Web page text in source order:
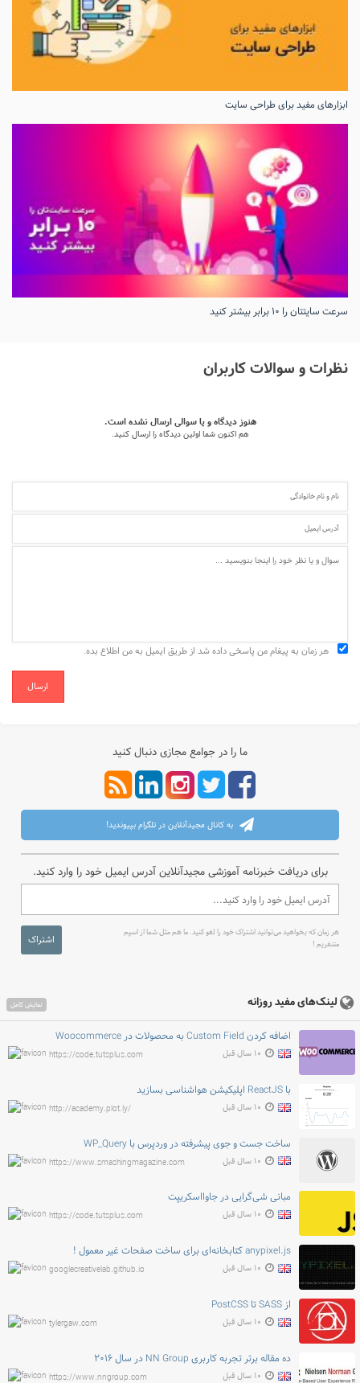
ابزارهای مفید برای طراحی سایت
سرعت سایتتان را ۱۰ برابر بیشتر کنید
نظرات و سوالات کاربران
هنوز دیدگاه و یا سوالی ارسال نشده است.
هم اکنون شما اولین دیدگاه را ارسال کنید.
هر زمان به پیغام من پاسخی داده شد از طریق ایمیل به من اطلاع بده.
ارسال
ما را در جوامع مجازی دنبال کنید
به کانال مجیدآنلاین در تلگرام بپیوندید!
برای دریافت خبرنامه آموزشی مجیدآنلاین آدرس ایمیل خود را وارد کنید.
هر زمان که بخواهید می‌توانید اشتراک خود را لغو کنید. ما هم مثل شما از اسپم
متنفریم !
اشتراک
لینک‌های مفید روزانه نمایش کامل
اضافه کردن Custom Field به محصولات در Woocommerce
https://code.tutsplus.com ۱۰ سال قبل
با ReactJS اپلیکیشن هواشناسی بسازید
http://academy.plot.ly/ ۱۰ سال قبل
ساخت جست و جوی پیشرفته در وردپرس با WP_Query
https://www.smashingmagazine.com ۱۰ سال قبل
مبانی شی‌گرایی در جاوااسکریپت
https://code.tutsplus.com ۱۰ سال قبل
anypixel.js کتابخانه‌ای برای ساخت صفحات غیر معمول !
googlecreativelab.github.io ۱۰ سال قبل
از SASS تا PostCSS
tylergaw.com ۱۰ سال قبل
ده مقاله برتر تجربه کاربری NN Group در سال ۲۰۱۶
https://www.nngroup.com ۱۰ سال قبل